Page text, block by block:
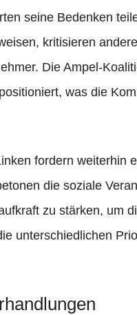
seine Bedenken
kritisieren
Die Ampel-
was die
fordern weiterhin
die soziale
zu stärken, um
unterschiedlichen